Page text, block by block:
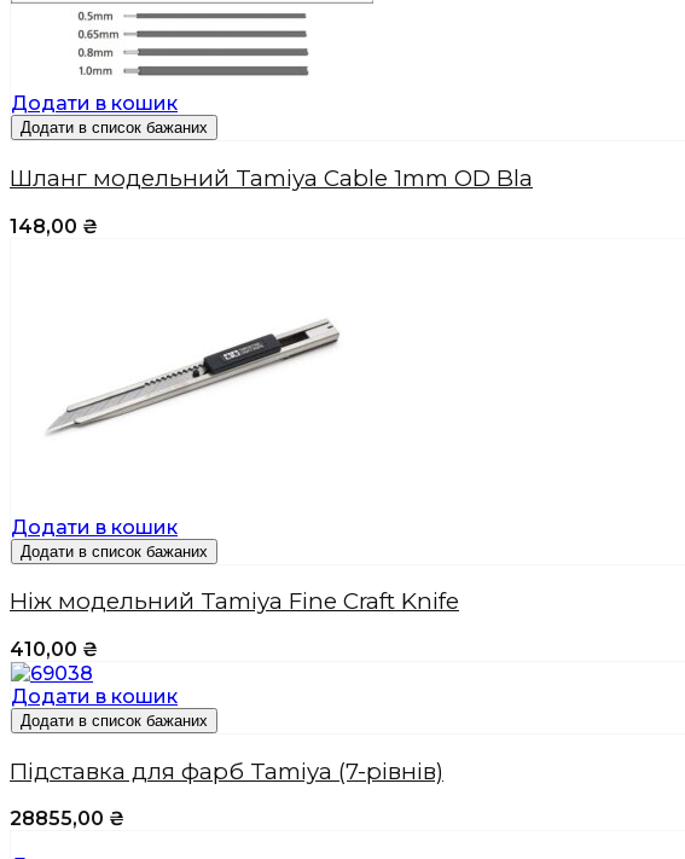
Додати в кошик
Додати в список бажаних
Шланг модельний Tamiya Cable 1mm OD Bla
148,00 ₴
Додати в кошик
Додати в список бажаних
Ніж модельний Tamiya Fine Craft Knife
410,00 ₴
Додати в кошик
Додати в список бажаних
Підставка для фарб Tamiya (7-рівнів)
28855,00 ₴